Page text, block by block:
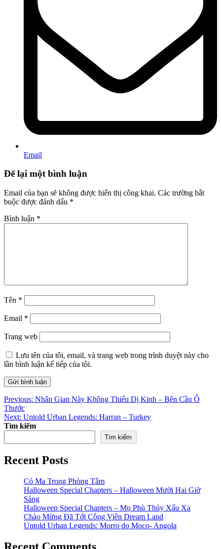
Email
Để lại một bình luận
Email của bạn sẽ không được hiển thị công khai. Các trường bắt
buộc được đánh dấu *
Bình luận *
Tên *
Email *
Trang web
Lưu tên của tôi, email, và trang web trong trình duyệt này cho
lần bình luận kế tiếp của tôi.
Điều
hướng
bài
viết
Previous: Nhân Gian Này Không Thiếu Dị Kinh – Bên Cầu Ô
Thước
Next: Untold Urban Legends: Harran – Turkey
Tìm kiếm
Tìm kiếm
Recent Posts
Có Ma Trong Phòng Tắm
Halloween Special Chapters – Halloween Mười Hai Giờ
Sáng
Halloween Special Chapters – Mụ Phù Thủy Xấu Xa
Chào Mừng Đã Tới Công Viên Dream Land
Untold Urban Legends: Morro do Moco- Angola